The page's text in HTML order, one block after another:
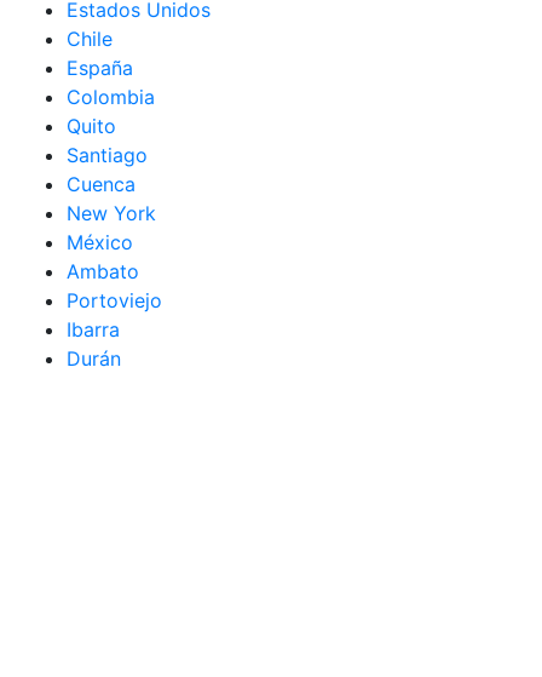
Estados Unidos
Chile
España
Colombia
Quito
Santiago
Cuenca
New York
México
Ambato
Portoviejo
Ibarra
Durán